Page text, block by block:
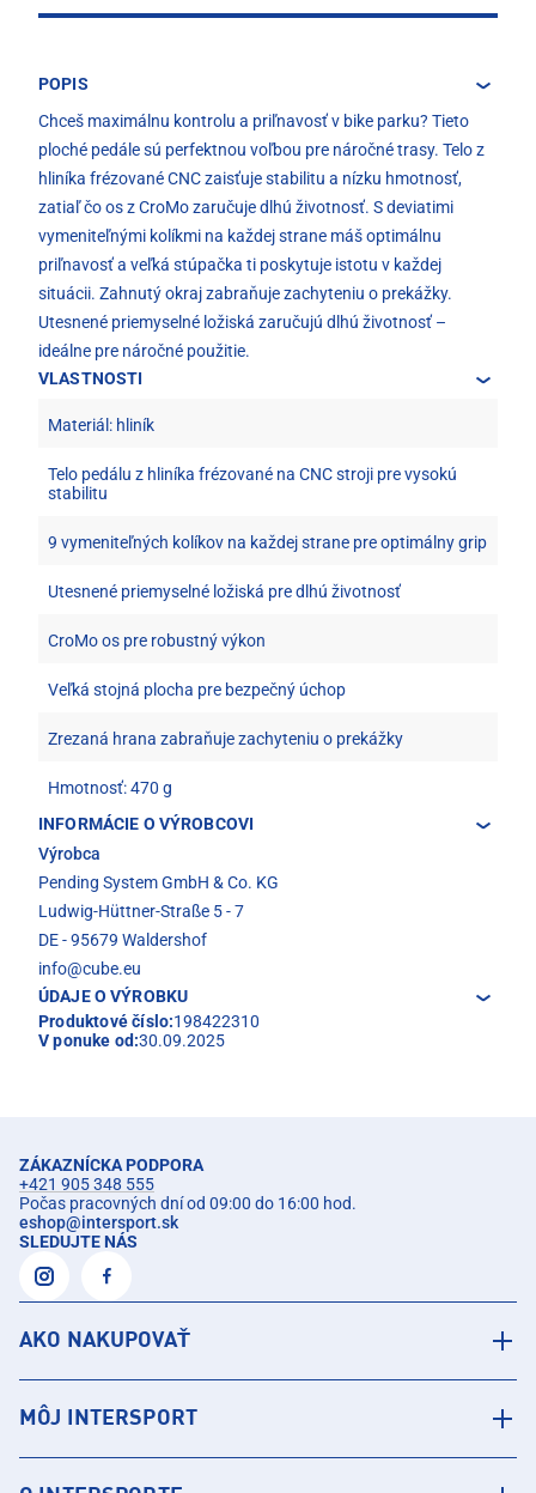
POPIS
Chceš maximálnu kontrolu a priľnavosť v bike parku? Tieto
ploché pedále sú perfektnou voľbou pre náročné trasy. Telo z
hliníka frézované CNC zaisťuje stabilitu a nízku hmotnosť,
zatiaľ čo os z CroMo zaručuje dlhú životnosť. S deviatimi
vymeniteľnými kolíkmi na každej strane máš optimálnu
priľnavosť a veľká stúpačka ti poskytuje istotu v každej
situácii. Zahnutý okraj zabraňuje zachyteniu o prekážky.
Utesnené priemyselné ložiská zaručujú dlhú životnosť –
ideálne pre náročné použitie.
VLASTNOSTI
Materiál: hliník
Telo pedálu z hliníka frézované na CNC stroji pre vysokú
stabilitu
9 vymeniteľných kolíkov na každej strane pre optimálny grip
Utesnené priemyselné ložiská pre dlhú životnosť
CroMo os pre robustný výkon
Veľká stojná plocha pre bezpečný úchop
Zrezaná hrana zabraňuje zachyteniu o prekážky
Hmotnosť: 470 g
INFORMÁCIE O VÝROBCOVI
Výrobca
Pending System GmbH & Co. KG
Ludwig-Hüttner-Straße 5 - 7
DE - 95679 Waldershof
info@cube.eu
ÚDAJE O VÝROBKU
Produktové číslo:198422310
V ponuke od:30.09.2025
ZÁKAZNÍCKA PODPORA
+421 905 348 555
Počas pracovných dní od 09:00 do 16:00 hod.
eshop@intersport.sk
SLEDUJTE NÁS
AKO NAKUPOVAŤ
MÔJ INTERSPORT